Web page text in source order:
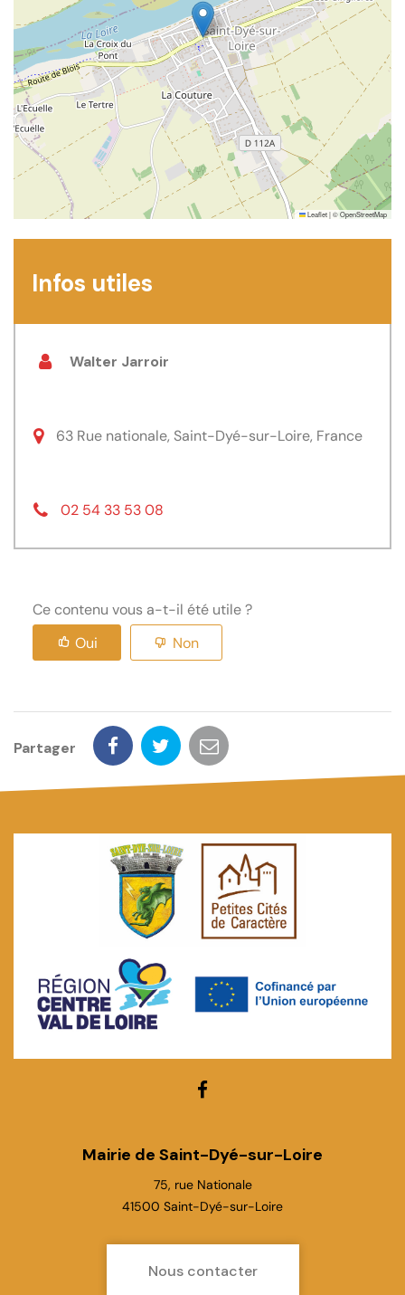
Leaflet|©OpenStreetMap
Infos utiles
Walter Jarroir
63 Rue nationale, Saint-Dyé-sur-Loire, France
02 54 33 53 08
Ce contenu vous a-t-il été utile ?
Oui
Non
Partager
le
compte
Facebook
Mairie de Saint-Dyé-sur-Loire
75, rue Nationale
41500 Saint-Dyé-sur-Loire
Nous contacter